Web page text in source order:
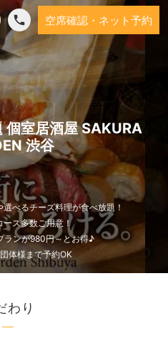
空席確認・ネット予約
個室居酒屋 SAKURA
渋谷
べるチーズ料理が食べ放題！
ース多数ご用意！
ランが980円～とお得♪
体様まで予約OK
わり